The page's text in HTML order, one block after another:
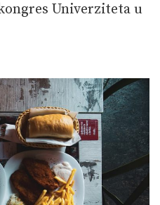
Univerziteta u